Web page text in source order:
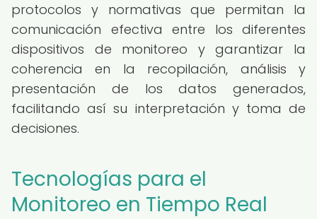
protocolos y normativas que permitan la
comunicación efectiva entre los diferentes
dispositivos de monitoreo y garantizar la
coherencia en la recopilación, análisis y
presentación de los datos generados,
facilitando así su interpretación y toma de
decisiones.
Tecnologías para el
Monitoreo en Tiempo Real